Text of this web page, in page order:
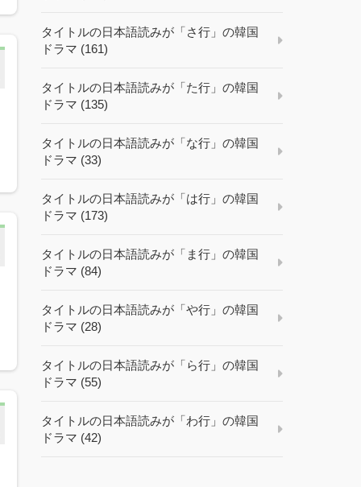
タイトルの日本語読みが「さ行」の韓国
ドラマ (161)
タイトルの日本語読みが「た行」の韓国
ドラマ (135)
タイトルの日本語読みが「な行」の韓国
ドラマ (33)
タイトルの日本語読みが「は行」の韓国
ドラマ (173)
タイトルの日本語読みが「ま行」の韓国
ドラマ (84)
タイトルの日本語読みが「や行」の韓国
ドラマ (28)
タイトルの日本語読みが「ら行」の韓国
ドラマ (55)
タイトルの日本語読みが「わ行」の韓国
ドラマ (42)